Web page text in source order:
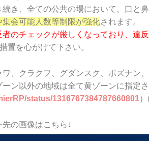
続き、全ての公共の場において、口と
集会可能人数等制限が強化されます。
者のチェックが厳しくなってお り、違
置を心がけて下さい。
、クラクフ、グダンスク、 ポズナン
ーン以外の地域は全て黄ゾーンに指定
status/1316767384787660801
先の画像はこちら↓